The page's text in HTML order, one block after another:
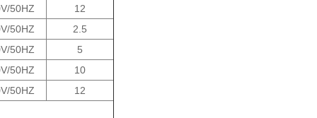
50HZ
12
50HZ
2.5
50HZ
5
50HZ
10
50HZ 12